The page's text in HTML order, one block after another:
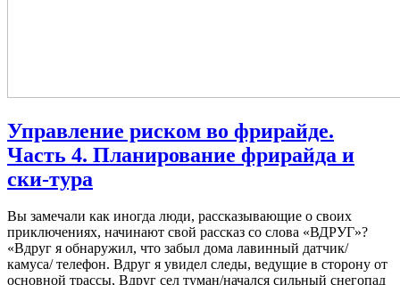
Управление риском во фрирайде.
Часть 4. Планирование фрирайда и
ски-тура
Вы замечали как иногда люди, рассказывающие о своих
приключениях, начинают свой рассказ со слова «ВДРУГ»?
«Вдруг я обнаружил, что забыл дома лавинный датчик/
камуса/ телефон. Вдруг я увидел следы, ведущие в сторону от
основной трассы, Вдруг сел туман/начался сильный снегопад